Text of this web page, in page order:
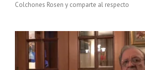
Colchones Rosen y comparte al respecto